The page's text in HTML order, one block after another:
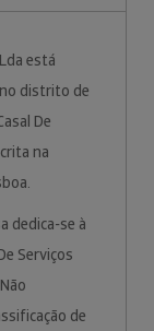
está
distrito de
De
na
dedica-se à
Serviços
de